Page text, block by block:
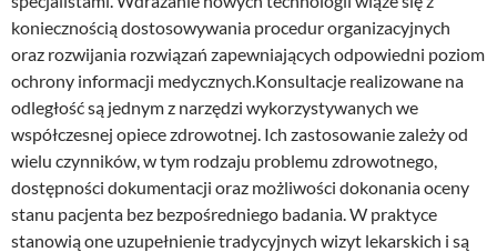
koniecznością dostosowywania procedur organizacyjnych
oraz rozwijania rozwiązań zapewniających odpowiedni poziom
ochrony informacji medycznych.Konsultacje realizowane na
odległość są jednym z narzędzi wykorzystywanych we
współczesnej opiece zdrowotnej. Ich zastosowanie zależy od
wielu czynników, w tym rodzaju problemu zdrowotnego,
dostępności dokumentacji oraz możliwości dokonania oceny
stanu pacjenta bez bezpośredniego badania. W praktyce
stanowią one uzupełnienie tradycyjnych wizyt lekarskich i są